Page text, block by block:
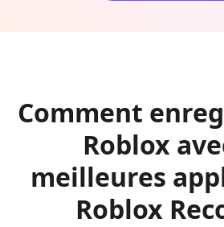
Comment
Roblox
meilleures
Roblox